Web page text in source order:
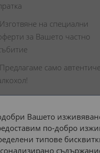
Изготвяне на специални
за Вашето частно
Предлагаме само
до адрес с:
Вашето
по-добро
типове